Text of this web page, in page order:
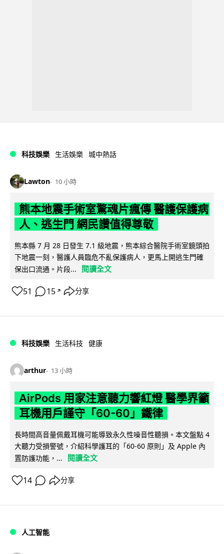
科技娛樂 生活娛樂 城中熱話
Lawton 10 小時
熊本地震手術室驚魂片瘋傳 醫護保護病
人、逃生門 網民讚值得尊敬
熊本縣 7 月 28 日發生 7.1 級地震，熊本綜合醫院手術室鏡頭拍
下地震一刻，醫護人員臨危不亂保護病人，更馬上開逃生門確
保出口流通。片段...
閱讀全文
51 15 ↗ 分享
科技娛樂 生活科技 健康
arthur 13 小時
AirPods 用家注意聽力響紅燈 醫學界籲
耳機用戶謹守「60-60」鐵律
長時間高音量佩戴耳機可能導致永久性噪音性聽損。本文盤點 4
大聽力受損警號，介紹科學護耳的「60-60 原則」及 Apple 內
置防護功能，...
閱讀全文
14 分享
人工智能